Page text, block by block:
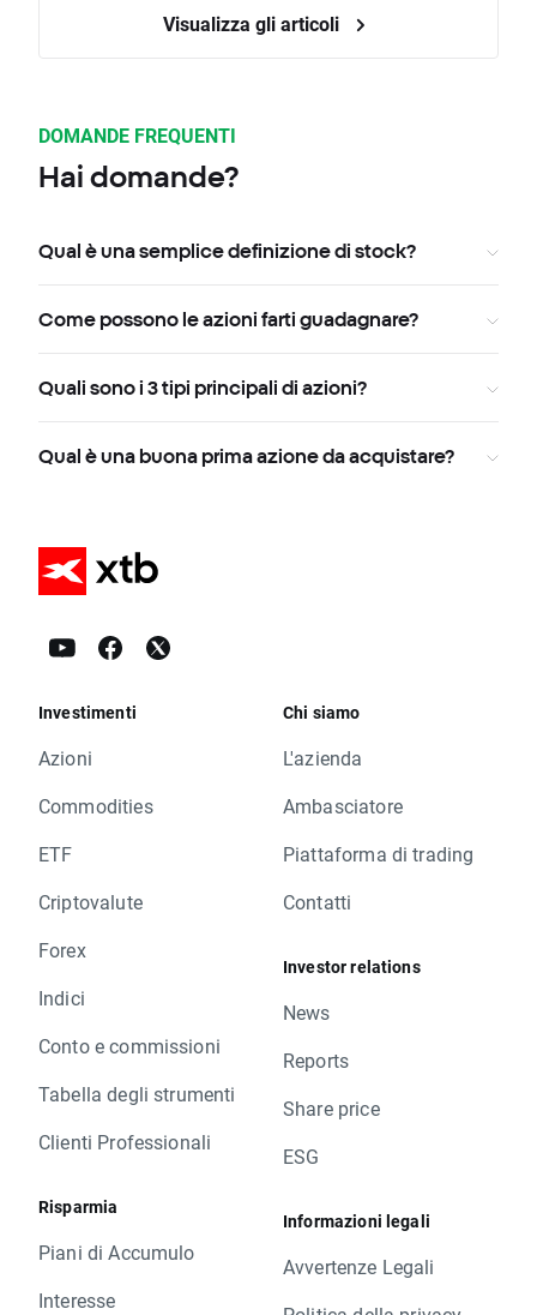
Visualizza gli articoli
DOMANDE FREQUENTI
Hai domande?
Qual è una semplice definizione di stock?
Come possono le azioni farti guadagnare?
Quali sono i 3 tipi principali di azioni?
Qual è una buona prima azione da acquistare?
Investimenti
Azioni
Commodities
ETF
Criptovalute
Forex
Indici
Conto e commissioni
Tabella degli strumenti
Clienti Professionali
Risparmia
Piani di Accumulo
Interesse
Chi siamo
L'azienda
Ambasciatore
Piattaforma di trading
Contatti
Investor relations
News
Reports
Share price
ESG
Informazioni legali
Avvertenze Legali